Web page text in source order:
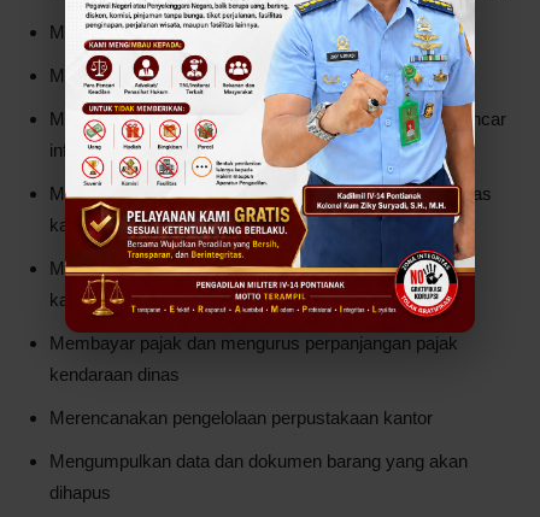
Menyetujui perbaikan bangunan kantor
Melakukan perawatan dan perbaikan bangunan kantor
Menjalankan pengiriman surat keluar untuk memperlancar
informasi keluar
Membuat rancangan perbaikan service kendaraan dinas
kantor
Melakukan perawatan dan perbaikan kendaraan dinas
kantor
Membayar pajak dan mengurus perpanjangan pajak
kendaraan dinas
Merencanakan pengelolaan perpustakaan kantor
Mengumpulkan data dan dokumen barang yang akan
dihapus